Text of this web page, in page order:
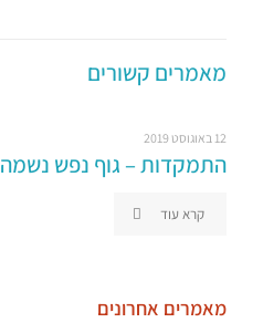
מאמרים קשורים
12 באוגוסט 2019
התמקדות – גוף נפש נשמה
קרא עוד
מאמרים אחרונים